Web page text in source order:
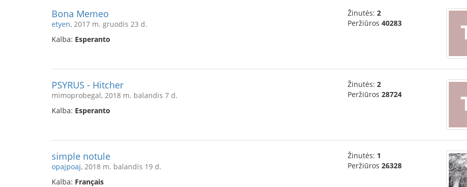
Bona Memeo
etyen, 2017 m. gruodis 23 d.
Kalba: Esperanto
Žinutės: 2
Peržiūros 40283
PSYRUS - Hitcher
mimoprobegal, 2018 m. balandis 7 d.
Kalba: Esperanto
Žinutės: 2
Peržiūros 28724
simple notule
opajpoaj, 2018 m. balandis 19 d.
Kalba: Français
Žinutės: 1
Peržiūros 26328